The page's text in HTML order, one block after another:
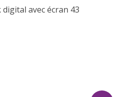
avec écran 43